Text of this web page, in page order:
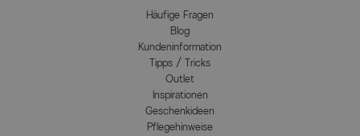
Häufige Fragen
Blog
Kundeninformation
Tipps / Tricks
Outlet
Inspirationen
Geschenkideen
Pflegehinweise